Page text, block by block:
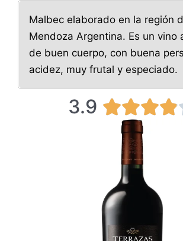
Malbec elaborado en la región
Mendoza Argentina. Es un vino
de buen cuerpo, con buena
acidez, muy frutal y especiado.
3.9 